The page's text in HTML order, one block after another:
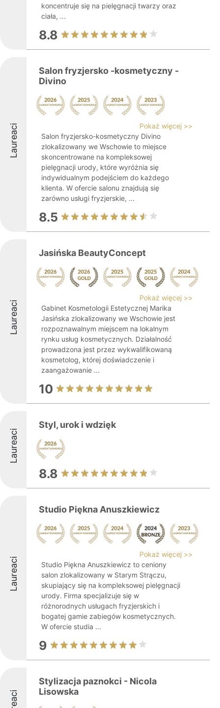
koncentruje się na pielęgnacji twarzy oraz
ciała, ...
8.8
Laureaci
Salon fryzjersko -kosmetyczny -
Divino
Pokaż więcej >>
Salon fryzjersko-kosmetyczny Divino
zlokalizowany we Wschowie to miejsce
skoncentrowane na kompleksowej
pielęgnacji urody, które wyróżnia się
indywidualnym podejściem do każdego
klienta. W ofercie salonu znajdują się
zarówno usługi fryzjerskie, ...
8.5
Laureaci
Jasińska BeautyConcept
Pokaż więcej >>
Gabinet Kosmetologii Estetycznej Marika
Jasińska zlokalizowany we Wschowie jest
rozpoznawalnym miejscem na lokalnym
rynku usług kosmetycznych. Działalność
prowadzona jest przez wykwalifikowaną
kosmetolog, której doświadczenie i
zaangażowanie ...
10
Laureaci
Styl, urok i wdzięk
8.8
Laureaci
Studio Piękna Anuszkiewicz
Pokaż więcej >>
Studio Piękna Anuszkiewicz to ceniony
salon zlokalizowany w Starym Strączu,
skupiający się na kompleksowej pielęgnacji
urody. Firma specjalizuje się w
różnorodnych usługach fryzjerskich i
bogatej gamie zabiegów kosmetycznych.
W ofercie studia ...
9
Stylizacja paznokci - Nicola
Lisowska